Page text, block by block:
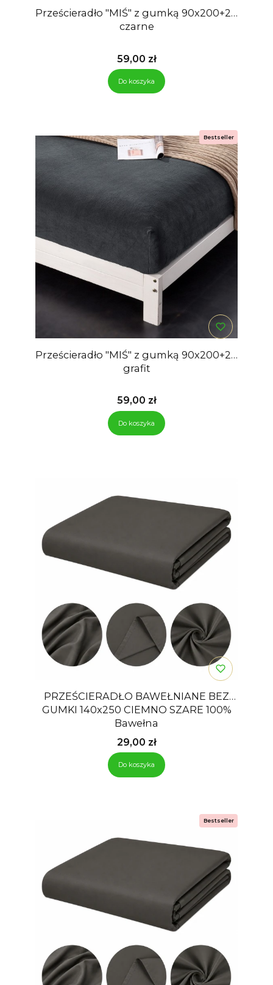
Prześcieradło "MIŚ" z gumką 90x200+28
czarne
Cena
59,00 zł
Do koszyka
Bestseller
Prześcieradło "MIŚ" z gumką 90x200+28
grafit
Cena
59,00 zł
Do koszyka
PRZEŚCIERADŁO BAWEŁNIANE BEZ
GUMKI 140x250 CIEMNO SZARE 100%
Bawełna
Cena
29,00 zł
Do koszyka
Bestseller